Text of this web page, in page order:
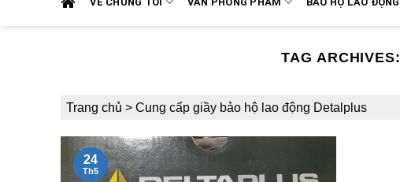
TAG ARCHIVES:
Trang chủ > Cung cấp giầy bảo hộ lao động Detalplus
24
Th5